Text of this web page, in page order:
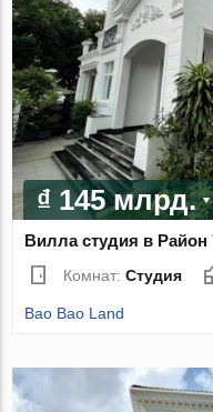
₫ 145 млрд.
Вилла студия в
Комнат:Студия
Bao Bao Land